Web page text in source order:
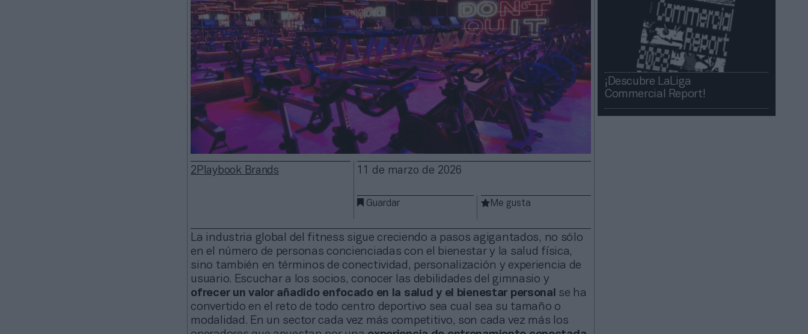
2Playbook Brands 11 de marzo de 2026
Guardar Me gusta
La industria global del fitness sigue creciendo a pasos agigantados, no sólo
en el número de personas concienciadas con el bienestar y la salud física,
sino también en términos de conectividad, personalización y experiencia de
usuario. Escuchar a los socios, conocer las debilidades del gimnasio y
ofrecer un valor añadido enfocado en la salud y el bienestar personal se ha
convertido en el reto de todo centro deportivo sea cual sea su tamaño o
modalidad. En un sector cada vez más competitivo, son cada vez más los
¡Descubre LaLiga
Commercial Report!​​